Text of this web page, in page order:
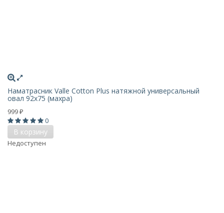
Наматрасник Valle Cotton Plus натяжной универсальный
овал 92х75 (махра)
999 ₽
0
В корзину
Недоступен